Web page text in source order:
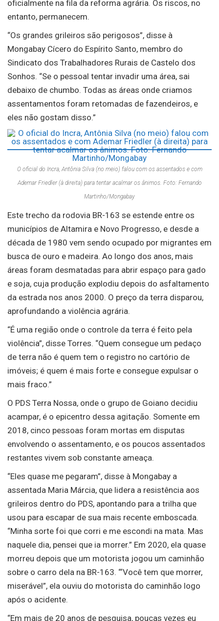
oficialmente na fila da reforma agrária. Os riscos, no
entanto, permanecem.
“Os grandes grileiros são perigosos”, disse à
Mongabay Cícero do Espírito Santo, membro do
Sindicato dos Trabalhadores Rurais de Castelo dos
Sonhos. “Se o pessoal tentar invadir uma área, sai
debaixo de chumbo. Todas as áreas onde criamos
assentamentos foram retomadas de fazendeiros, e
eles não gostam disso.”
O oficial do Incra, Antônia Silva (no meio) falou com os assentados e com
Ademar Friedler (à direita) para tentar acalmar os ânimos. Foto: Fernando
Martinho/Mongabay
Este trecho da rodovia BR-163 se estende entre os
municípios de Altamira e Novo Progresso, e desde a
década de 1980 vem sendo ocupado por migrantes em
busca de ouro e madeira. Ao longo dos anos, mais
áreas foram desmatadas para abrir espaço para gado
e soja, cuja produção explodiu depois do asfaltamento
da estrada nos anos 2000. O preço da terra disparou,
aprofundando a violência agrária.
“É uma região onde o controle da terra é feito pela
violência”, disse Torres. “Quem consegue um pedaço
de terra não é quem tem o registro no cartório de
imóveis; é quem é mais forte e consegue expulsar o
mais fraco.”
O PDS Terra Nossa, onde o grupo de Goiano decidiu
acampar, é o epicentro dessa agitação. Somente em
2018, cinco pessoas foram mortas em disputas
envolvendo o assentamento, e os poucos assentados
restantes vivem sob constante ameaça.
“Eles quase me pegaram”, disse à Mongabay a
assentada Maria Márcia, que lidera a resistência aos
grileiros dentro do PDS, apontando para a trilha que
usou para escapar de sua mais recente emboscada.
“Minha sorte foi que corri e me escondi na mata. Mas
naquele dia, pensei que ia morrer.” Em 2020, ela quase
morreu depois que um motorista jogou um caminhão
sobre o carro dela na BR-163. “‘Você tem que morrer,
miserável”, ela ouviu do motorista do caminhão logo
após o acidente.
“Em mais de 20 anos de pesquisa, poucas vezes eu